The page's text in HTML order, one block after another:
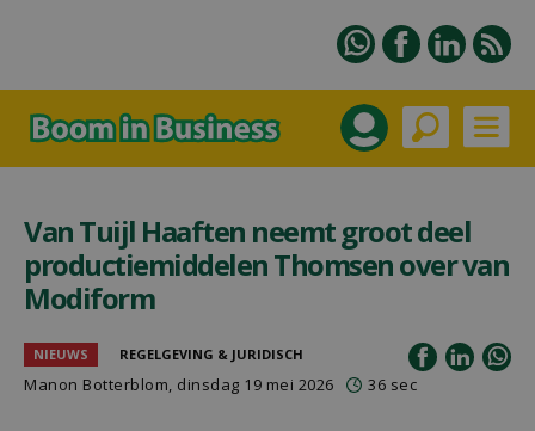
Van Tuijl Haaften neemt groot deel
productiemiddelen Thomsen over van
Modiform
NIEUWS REGELGEVING & JURIDISCH
Manon Botterblom, dinsdag 19 mei 2026 36 sec